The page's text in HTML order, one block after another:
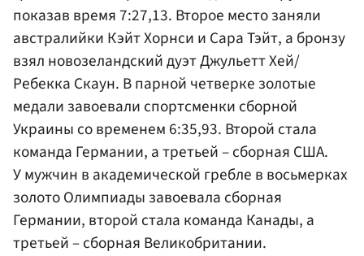
показав время 7:27,13. Второе место заняли
австралийки Кэйт Хорнси и Сара Тэйт, а бронзу
взял новозеландский дуэт Джульетт Хей/
Ребекка Скаун. В парной четверке золотые
медали завоевали спортсменки сборной
Украины со временем 6:35,93. Второй стала
команда Германии, а третьей – сборная США.
У мужчин в академической гребле в восьмерках
золото Олимпиады завоевала сборная
Германии, второй стала команда Канады, а
третьей – сборная Великобритании.